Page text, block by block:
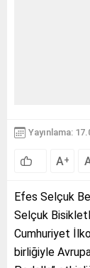
Yayınlama:
A+
Efes Selçuk
Selçuk
Cumhuriyet
birliğiyle